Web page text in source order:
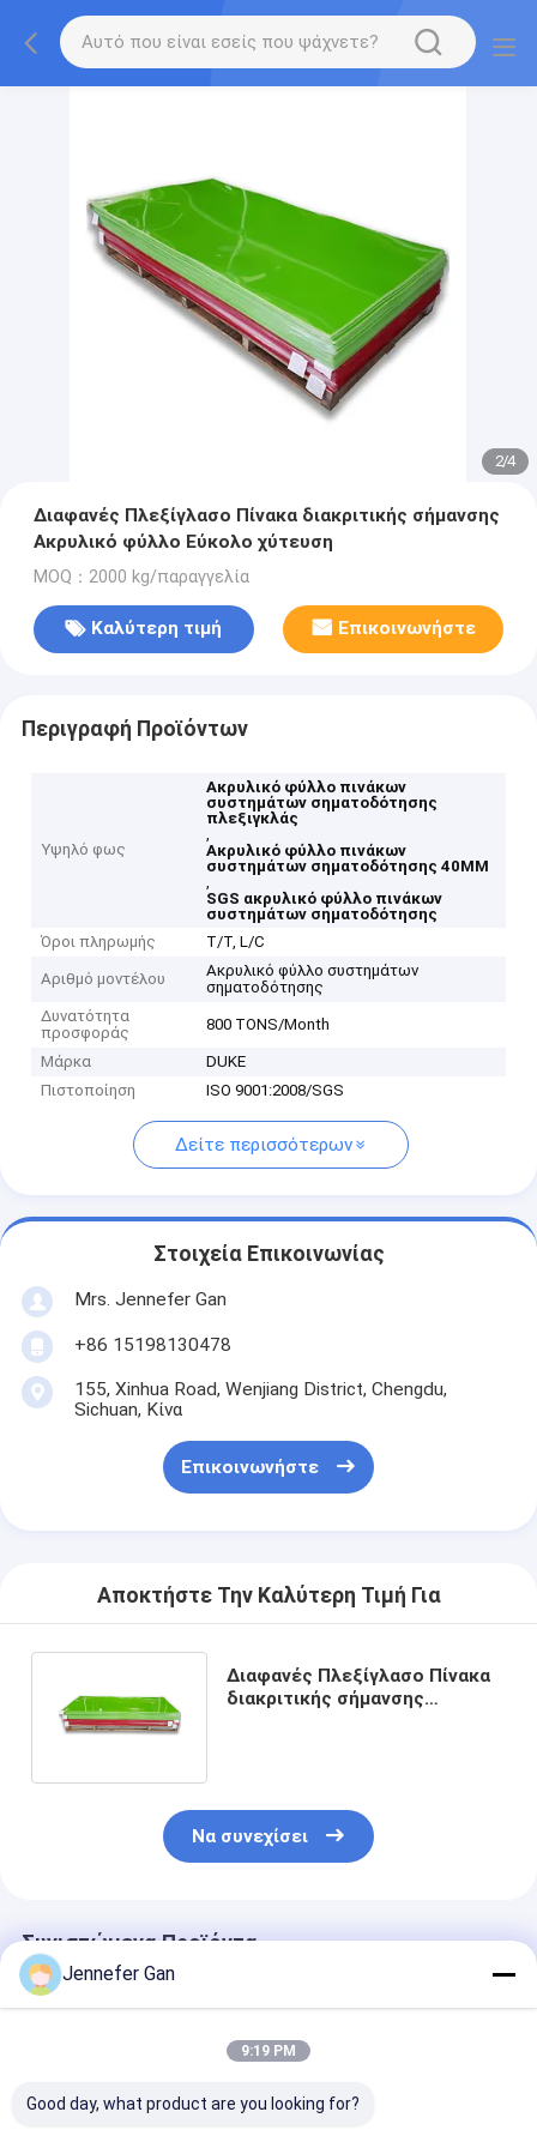
2/4
Διαφανές Πλεξίγλασο Πίνακα διακριτικής σήμανσης
Ακρυλικό φύλλο Εύκολο χύτευση
MOQ：2000 kg/παραγγελία
Καλύτερη τιμή Επικοινωνήστε
Περιγραφή Προϊόντων
Υψηλό φως
Ακρυλικό φύλλο πινάκων
συστημάτων σηματοδότησης
πλεξιγκλάς
,
Ακρυλικό φύλλο πινάκων
συστημάτων σηματοδότησης 40MM
,
SGS ακρυλικό φύλλο πινάκων
συστημάτων σηματοδότησης
Όροι πληρωμής
T/T, L/C
Αριθμό μοντέλου
Ακρυλικό φύλλο συστημάτων
σηματοδότησης
Δυνατότητα
προσφοράς
800 TONS/Month
Μάρκα
DUKE
Πιστοποίηση
ISO 9001:2008/SGS
Δείτε περισσότερων
Στοιχεία Επικοινωνίας
Mrs. Jennefer Gan
+86 15198130478
155, Xinhua Road, Wenjiang District, Chengdu,
Sichuan, Κίνα
Επικοινωνήστε
Αποκτήστε Την Καλύτερη Τιμή Για
Διαφανές Πλεξίγλασο Πίνακα
διακριτικής σήμανσης
Να συνεχίσει
Συνιστώμενα Προϊόντα
Jennefer Gan
9:19 PM
Good day, what product are you looking for?